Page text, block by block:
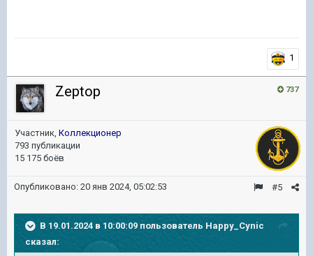
1
737
Zeptop
Участник, Коллекционер
793 публикации
15 175 боёв
#5
Опубликовано: 20 янв 2024, 05:02:53
В 19.01.2024 в 10:00:09 пользователь Happy_Cynic
сказал: